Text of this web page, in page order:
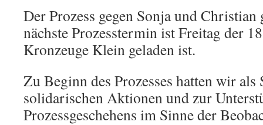
Der Prozess gegen Sonja und Christian
nächste Prozesstermin ist Freitag der
Kronzeuge Klein geladen ist.
Zu Beginn des Prozesses hatten wir
solidarischen Aktionen und zur
Prozessgeschehens im Sinne der